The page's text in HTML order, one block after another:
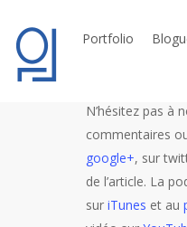
main
content
Portfolio
wintermute
N’hésitez pas à
commentaires
google+, sur
de l’article. La
sur iTunes et au